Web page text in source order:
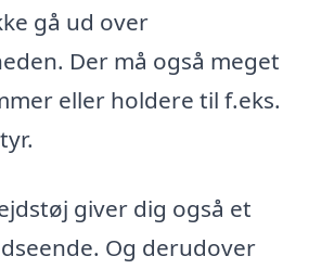
gå ud over
Der må også meget
eller holdere til f.eks.
giver dig også et
Og derudover